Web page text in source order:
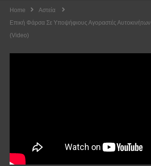
Home
Αστεία
Επική Φάρσα Σε Υποψήφιους Αγοραστές Αυτοκινήτων
(Video)